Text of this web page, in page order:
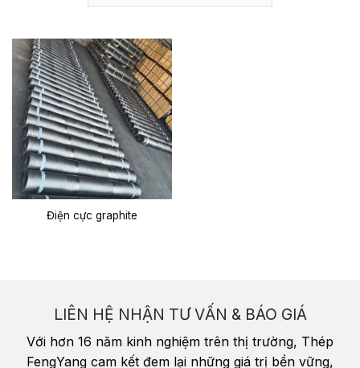
Điện cực graphite
LIÊN HỆ NHẬN TƯ VẤN & BÁO GIÁ
Với hơn 16 năm kinh nghiệm trên thị trường, Thép
FengYang cam kết đem lại những giá trị bền vững,